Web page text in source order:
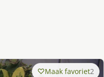
Maak favoriet2